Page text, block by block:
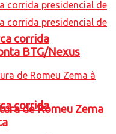
corrida
corrida
BTG/Nexus
de Romeu Zema